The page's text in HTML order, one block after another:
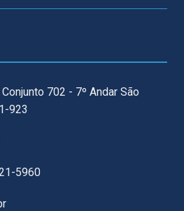
702 - 7º Andar São
923
5960